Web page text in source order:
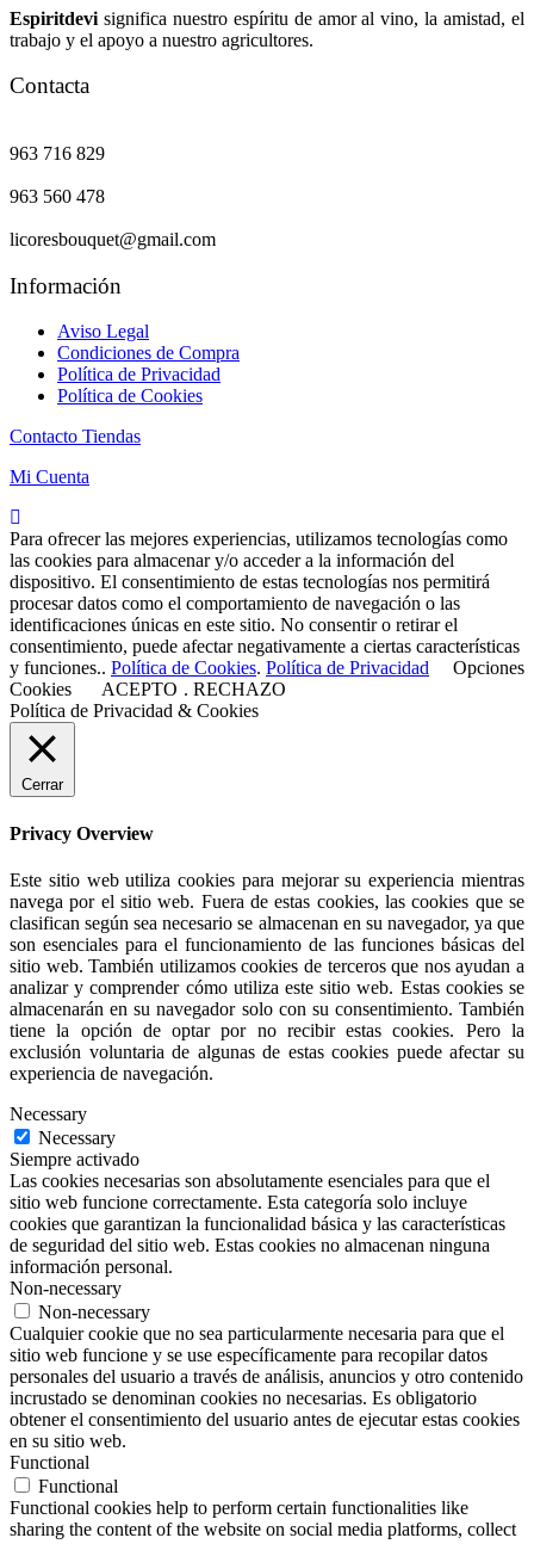
Espiritdevi significa nuestro espíritu de amor al vino, la amistad, el
trabajo y el apoyo a nuestro agricultores.
Contacta
963 716 829
963 560 478
licoresbouquet@gmail.com
Información
Aviso Legal
Condiciones de Compra
Política de Privacidad
Política de Cookies
Contacto Tiendas
Mi Cuenta
Para ofrecer las mejores experiencias, utilizamos tecnologías como
las cookies para almacenar y/o acceder a la información del
dispositivo. El consentimiento de estas tecnologías nos permitirá
procesar datos como el comportamiento de navegación o las
identificaciones únicas en este sitio. No consentir o retirar el
consentimiento, puede afectar negativamente a ciertas características
y funciones.. Política de Cookies. Política de Privacidad
Opciones
Cookies
ACEPTO . RECHAZO
Política de Privacidad & Cookies
Cerrar
Privacy Overview
Este sitio web utiliza cookies para mejorar su experiencia mientras
navega por el sitio web. Fuera de estas cookies, las cookies que se
clasifican según sea necesario se almacenan en su navegador, ya que
son esenciales para el funcionamiento de las funciones básicas del
sitio web. También utilizamos cookies de terceros que nos ayudan a
analizar y comprender cómo utiliza este sitio web. Estas cookies se
almacenarán en su navegador solo con su consentimiento. También
tiene la opción de optar por no recibir estas cookies. Pero la
exclusión voluntaria de algunas de estas cookies puede afectar su
experiencia de navegación.
Necessary
Necessary
Siempre activado
Las cookies necesarias son absolutamente esenciales para que el
sitio web funcione correctamente. Esta categoría solo incluye
cookies que garantizan la funcionalidad básica y las características
de seguridad del sitio web. Estas cookies no almacenan ninguna
información personal.
Non-necessary
Non-necessary
Cualquier cookie que no sea particularmente necesaria para que el
sitio web funcione y se use específicamente para recopilar datos
personales del usuario a través de análisis, anuncios y otro contenido
incrustado se denominan cookies no necesarias. Es obligatorio
obtener el consentimiento del usuario antes de ejecutar estas cookies
en su sitio web.
Functional
Functional
Functional cookies help to perform certain functionalities like
sharing the content of the website on social media platforms, collect